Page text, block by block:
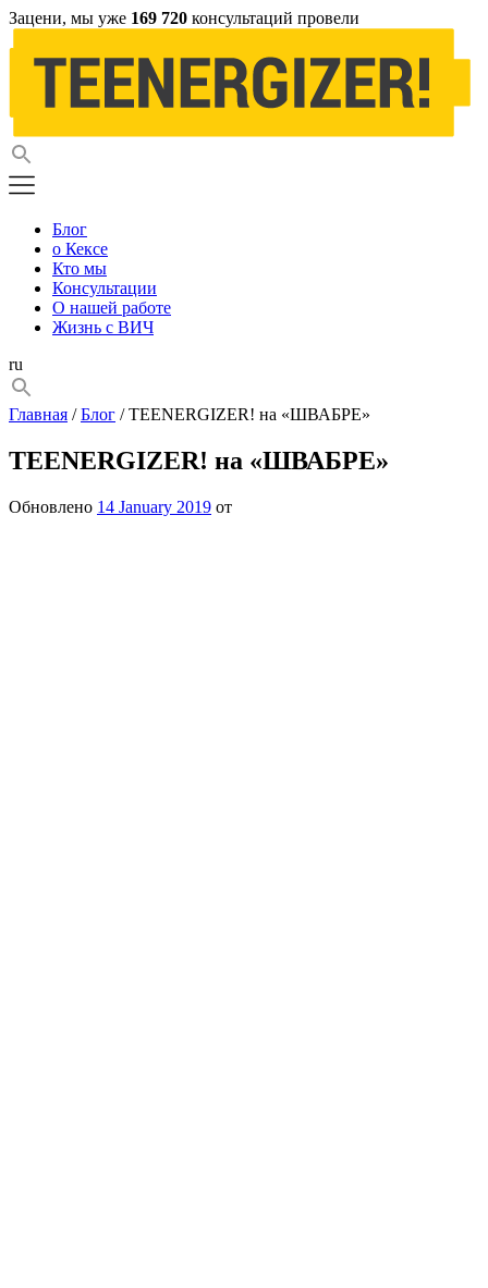
Зацени, мы уже 169 720 консультаций провели
Блог
о Кексе
Кто мы
Консультации
О нашей работе
Жизнь с ВИЧ
ru
Главная /Блог / TEENERGIZER! на «ШВАБРЕ»
TEENERGIZER! на «ШВАБРЕ»
Обновлено 14 January 2019 от